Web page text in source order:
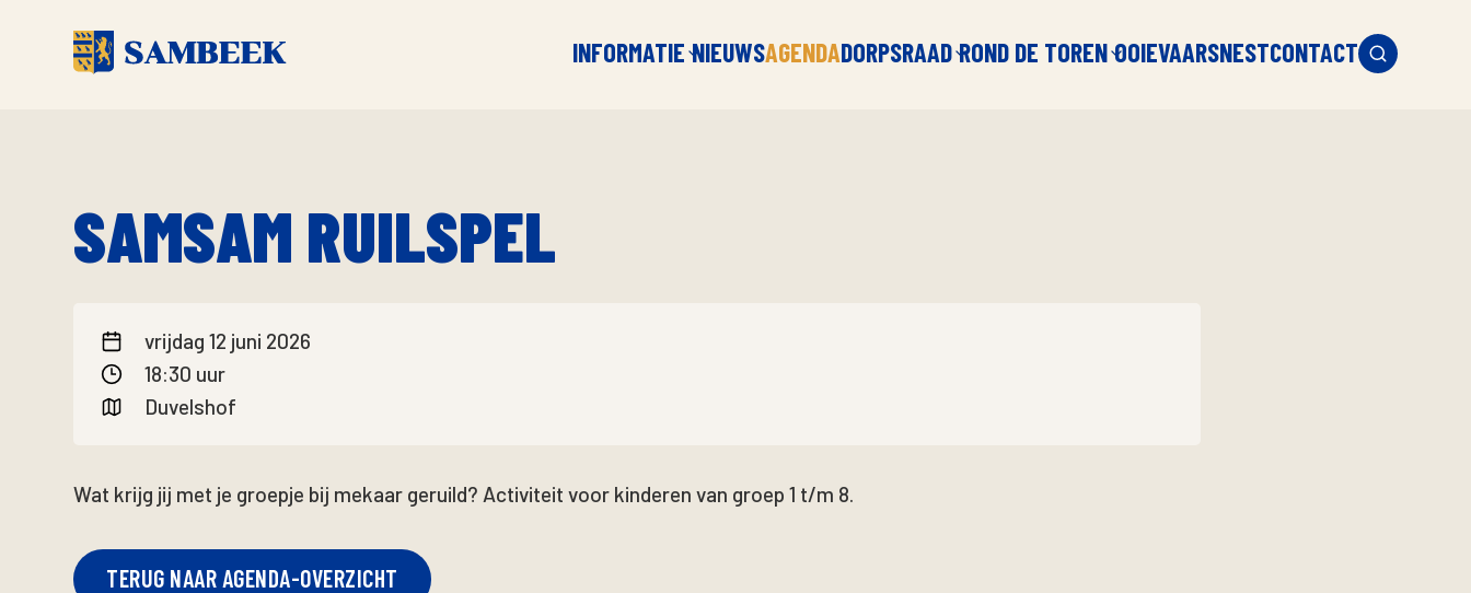
INFORMATIE NIEUWSAGENDADORPSRAAD ROND DE TOREN OOIEVAARSNESTCONTACT
SAMSAM RUILSPEL
vrijdag 12 juni 2026
18:30 uur
Duvelshof
Wat krijg jij met je groepje bij mekaar geruild? Activiteit voor kinderen van groep 1 t/m 8.
TERUG NAAR AGENDA-OVERZICHT